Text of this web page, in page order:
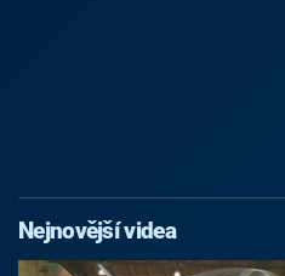
Nejnovější videa